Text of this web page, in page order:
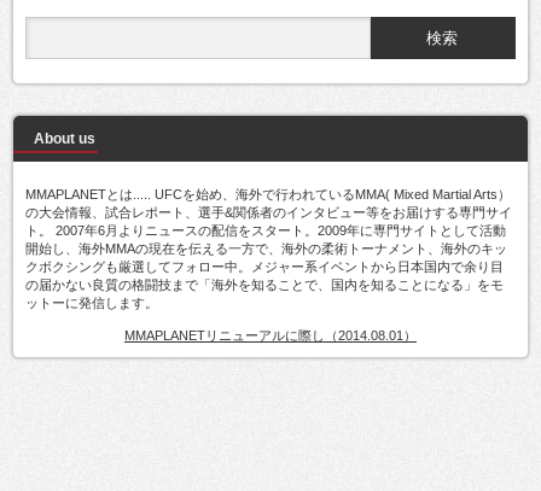
About us
MMAPLANETとは..... UFCを始め、海外で行われているMMA( Mixed Martial Arts）
の大会情報、試合レポート、選手&関係者のインタビュー等をお届けする専門サイ
ト。 2007年6月よりニュースの配信をスタート。2009年に専門サイトとして活動
開始し、海外MMAの現在を伝える一方で、海外の柔術トーナメント、海外のキッ
クボクシングも厳選してフォロー中。メジャー系イベントから日本国内で余り目
の届かない良質の格闘技まで「海外を知ることで、国内を知ることになる」をモ
ットーに発信します。
MMAPLANETリニューアルに際し（2014.08.01）